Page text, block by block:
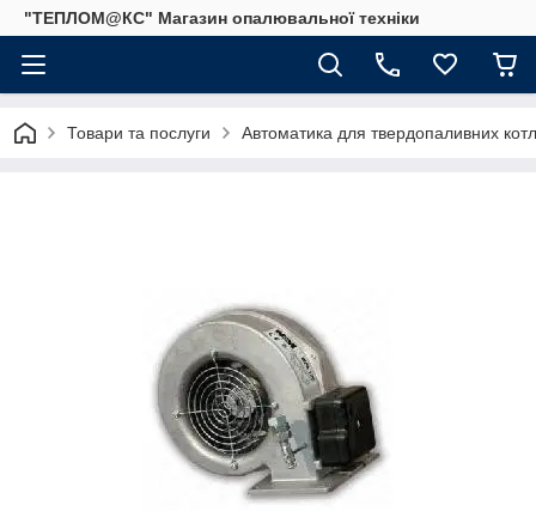
"ТЕПЛОМ@КС" Магазин опалювальної техніки
Товари та послуги Автоматика для твердопаливних